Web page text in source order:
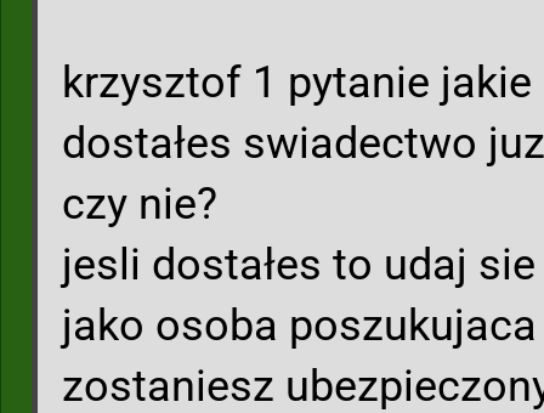
krzysztof 1 pytanie
dostałes swiadectwo
czy nie?
jesli dostałes to udaj
jako osoba
zostaniesz